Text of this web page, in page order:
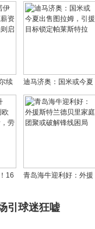
续
整
引
迪马济奥：国米或今夏
出售图拉姆，引援目标
锁定帕莱斯特拉
16
紧
青岛海牛迎利好：外援
或破解锋线困局
引球迷狂嘘